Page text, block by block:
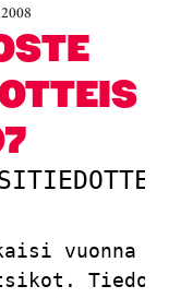
vuonna
otsikot.